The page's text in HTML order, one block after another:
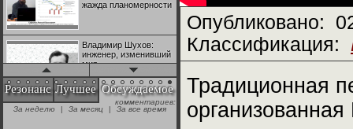
жажда планомерности
Владимир Шухов:
инженер, изменивший
мир
"Аркадий Коц" на
эгалите-фесте "Не
Резонанс Лучшее Обсуждаемое
комментариев:
За неделю
| За месяц | За все время
Опубликовано:
Классификация:
Традиционная